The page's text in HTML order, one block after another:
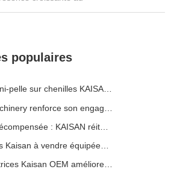
populaires
Nouvelle mini-pelle sur chenilles KAISAN de 1,2 tonne : conception à empattement court pour les travaux en espaces restreints
Confiance récompensée : KAISAN réitère sa commande de 20 excavatrices auprès d'un partenaire portugais de longue date
Excavatrices Kaisan à vendre équipées de marteaux puissants et de vérins hydrauliques de précision
Les excavatrices Kaisan OEM améliorent l’efficacité des projets d’aménagement paysager